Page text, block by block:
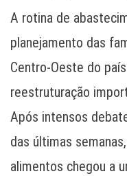
A rotina de
planejamento das
Centro-Oeste do
reestruturação
Após intensos
das últimas
alimentos chegou a